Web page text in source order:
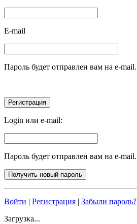
E-mail
Пароль будет отправлен вам на e-mail.
Login или e-mail:
Пароль будет отправлен вам на e-mail.
Войти | Регистрация | Забыли пароль?
Загрузка...